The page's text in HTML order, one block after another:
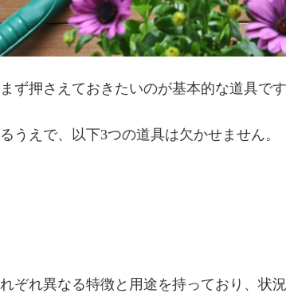
ず押さえておきたいのが基本的な道具です
うえで、以下3つの道具は欠かせません。
ぞれ異なる特徴と用途を持っており、状